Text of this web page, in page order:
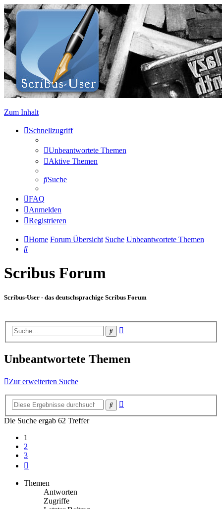
Zum Inhalt
Schnellzugriff
Unbeantwortete Themen
Aktive Themen
Suche
FAQ
Anmelden
Registrieren
Home Forum Übersicht Suche Unbeantwortete Themen
Suche
Scribus Forum
Scribus-User - das deutschsprachige Scribus Forum
Suche
Unbeantwortete Themen
Zur erweiterten Suche
Suche
Die Suche ergab 62 Treffer
1
2
3
Themen
Antworten
Zugriffe